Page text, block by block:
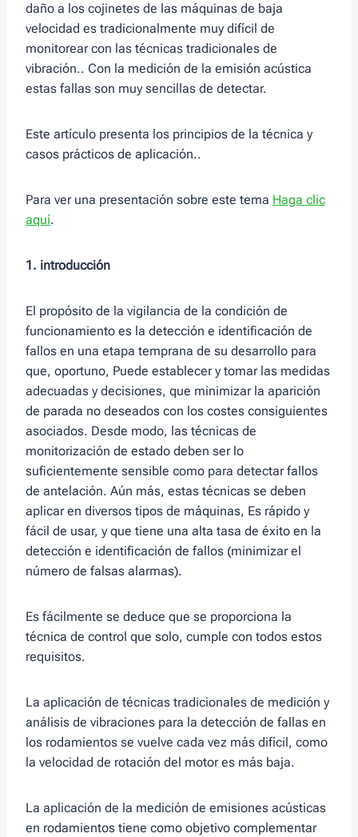
daño a los cojinetes de las máquinas de baja
velocidad es tradicionalmente muy difícil de
monitorear con las técnicas tradicionales de
vibración.. Con la medición de la emisión acústica
estas fallas son muy sencillas de detectar.
Este artículo presenta los principios de la técnica y
casos prácticos de aplicación..
Para ver una presentación sobre este tema Haga clic
aquí.
1. introducción
El propósito de la vigilancia de la condición de
funcionamiento es la detección e identificación de
fallos en una etapa temprana de su desarrollo para
que, oportuno, Puede establecer y tomar las medidas
adecuadas y decisiones, que minimizar la aparición
de parada no deseados con los costes consiguientes
asociados. Desde modo, las técnicas de
monitorización de estado deben ser lo
suficientemente sensible como para detectar fallos
de antelación. Aún más, estas técnicas se deben
aplicar en diversos tipos de máquinas, Es rápido y
fácil de usar, y que tiene una alta tasa de éxito en la
detección e identificación de fallos (minimizar el
número de falsas alarmas).
Es fácilmente se deduce que se proporciona la
técnica de control que solo, cumple con todos estos
requisitos.
La aplicación de técnicas tradicionales de medición y
análisis de vibraciones para la detección de fallas en
los rodamientos se vuelve cada vez más difícil, como
la velocidad de rotación del motor es más baja.
La aplicación de la medición de emisiones acústicas
en rodamientos tiene como objetivo complementar